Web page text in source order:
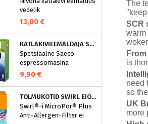
aroomi.
vedelik
espressomasinatele
13,00 €
KATLAKIVIEEMALDAJA SAECO ESPRESSOMASINATELE, PHILIPS CA6700/10
Spetsiaalne Saeco
espressomasina
katlakivieemaldi
Espressomasinast
eemaldamine on vajalik
selleks, et hoida masin
parimas korras. See
9,90 €
TOLMUKOTID SWIRL EIO80MNEW
Swirl®-i MicroPor® Plus
Anti-Allergen-Filter ei
The
SCR
warm
is
need
so
UK
more